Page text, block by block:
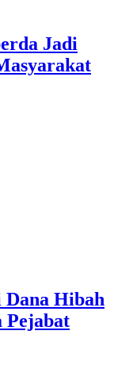
Jadi
Dana Hibah
Pejabat